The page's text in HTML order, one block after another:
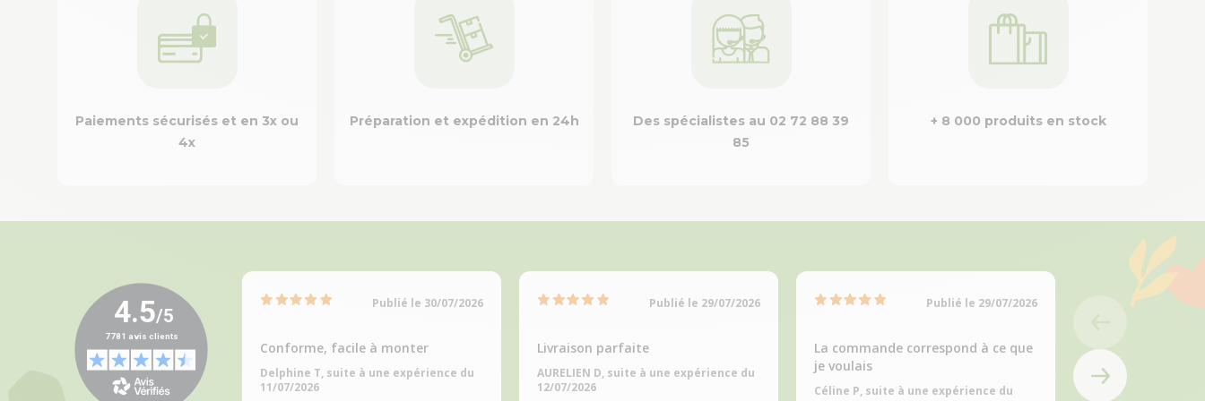
Paiements sécurisés et en 3x ou
4x
Préparation et expédition en 24h
Des spécialistes au 02 72 88 39
85
+ 8 000 produits en stock
Publié le 30/07/2026
Conforme, facile à monter
Delphine T, suite à une expérience du
11/07/2026
Publié le 29/07/2026
Livraison parfaite
AURELIEN D, suite à une expérience du
12/07/2026
Publié le 29/07/2026
La commande correspond à ce que
je voulais
Céline P, suite à une expérience du
Fiable
colette m, suite à
09/07/2026